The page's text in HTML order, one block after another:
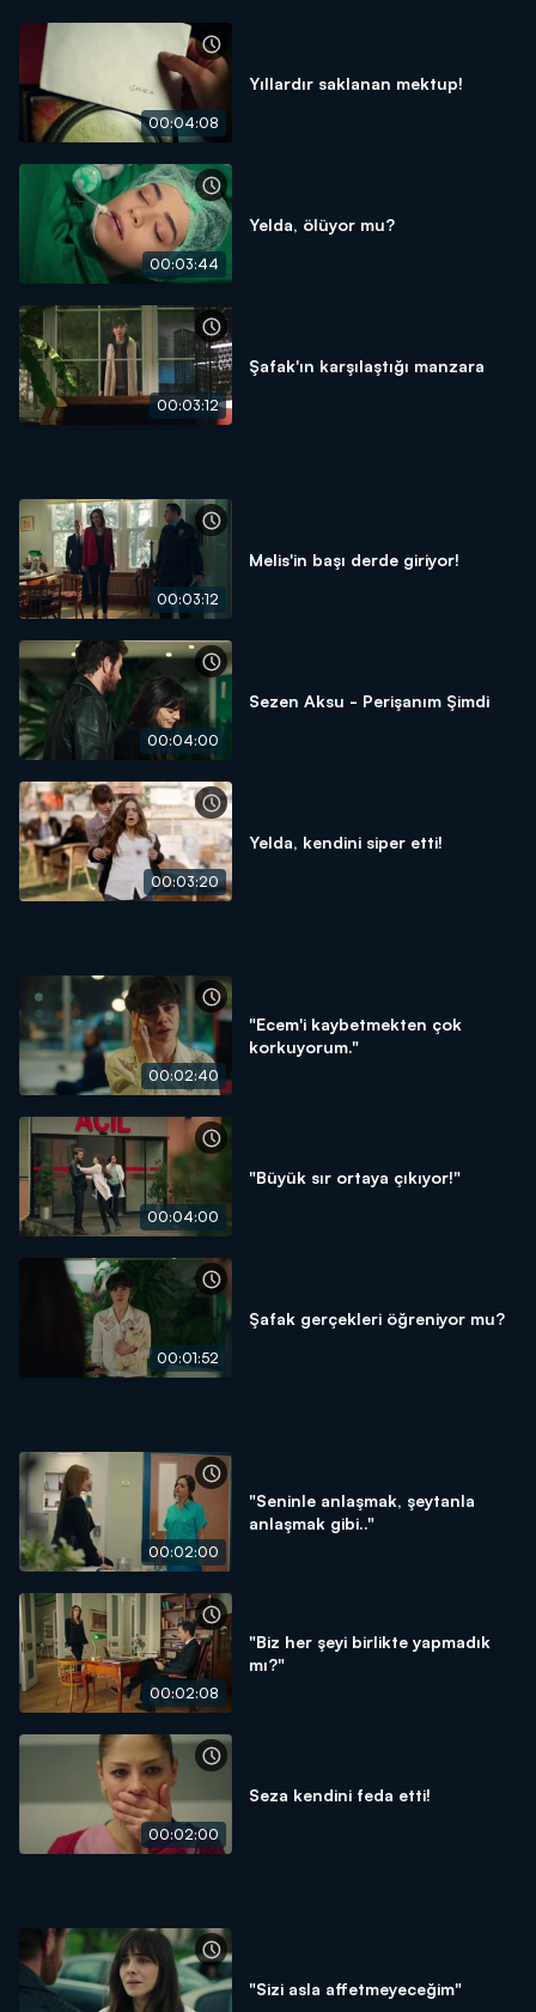
00:04:08
Yıllardır saklanan mektup!
00:03:44
Yelda, ölüyor mu?
00:03:12
Şafak'ın karşılaştığı manzara
00:03:12
Melis'in başı derde giriyor!
00:04:00
Sezen Aksu - Perişanım Şimdi
00:03:20
Yelda, kendini siper etti!
00:02:40
"Ecem'i kaybetmekten çok
korkuyorum."
00:04:00
"Büyük sır ortaya çıkıyor!"
00:01:52
Şafak gerçekleri öğreniyor mu?
00:02:00
"Seninle anlaşmak, şeytanla
anlaşmak gibi.."
00:02:08
"Biz her şeyi birlikte yapmadık
mı?"
00:02:00
Seza kendini feda etti!
"Sizi asla affetmeyeceğim"